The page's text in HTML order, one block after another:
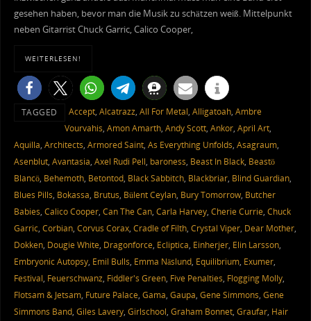
gesehen haben, bevor man die Musik zu schätzen weiß. Mittelpunkt
neben Gitarrist Chuck Garric, Calico Cooper,
WEITERLESEN!
TAGGED Accept, Alcatrazz, All For Metal, Alligatoah, Ambre
Vourvahis, Amon Amarth, Andy Scott, Ankor, April Art,
Aquilla, Architects, Armored Saint, As Everything Unfolds, Asagraum,
Asenblut, Avantasia, Axel Rudi Pell, baroness, Beast In Black, Beastö
Blancö, Behemoth, Betontod, Black Sabbitch, Blackbriar, Blind Guardian,
Blues Pills, Bokassa, Brutus, Bülent Ceylan, Bury Tomorrow, Butcher
Babies, Calico Cooper, Can The Can, Carla Harvey, Cherie Currie, Chuck
Garric, Corbian, Corvus Corax, Cradle of Filth, Crystal Viper, Dear Mother,
Dokken, Dougie White, Dragonforce, Ecliptica, Einherjer, Elin Larsson,
Embryonic Autopsy, Emil Bulls, Emma Näslund, Equilibrium, Exumer,
Festival, Feuerschwanz, Fiddler's Green, Five Penalties, Flogging Molly,
Flotsam & Jetsam, Future Palace, Gama, Gaupa, Gene Simmons, Gene
Simmons Band, Giles Lavery, Girlschool, Graham Bonnet, Graufar, Hair